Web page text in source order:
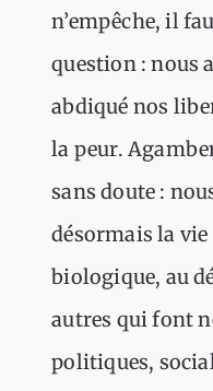
n’empêche, il
question : nous
abdiqué nos
la peur.
sans doute :
désormais la vie
biologique, au
autres qui font
politiques,